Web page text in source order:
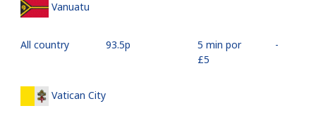
Vanuatu
All country ⁦93.5p⁩
5 min por
⁦£5⁩
-
Vatican City